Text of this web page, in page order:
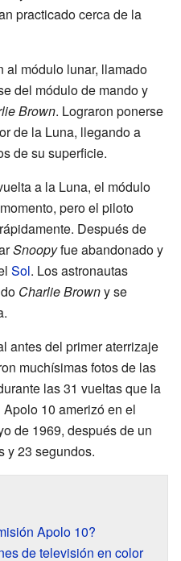
practicado cerca de la
al módulo lunar, llamado
del módulo de mando y
Brown. Lograron ponerse
de la Luna, llegando a
de su superficie.
a la Luna, el módulo
pero el piloto
Después de
Snoopyfue abandonado y
Sol. Los astronautas
Charlie Browny se
antes del primer aterrizaje
muchísimas fotos de las
las 31 vueltas que la
10 amerizó en el
de 1969, después de un
y 23 segundos.
Apolo 10?
de televisión en color